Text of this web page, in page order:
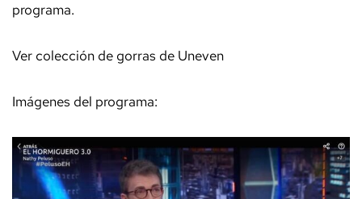
programa.
Ver colección de gorras de Uneven
Imágenes del programa: